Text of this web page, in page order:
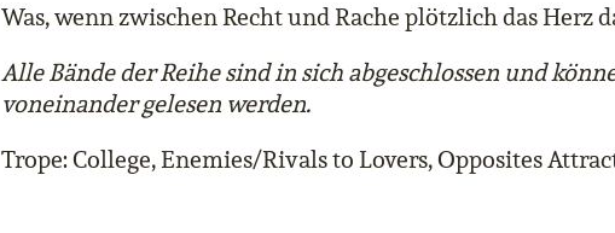
Was, wenn zwischen Recht und Rache plötzlich das Herz
Alle Bände der Reihe sind in sich abgeschlossen und
voneinander gelesen werden.
Trope: College, Enemies/Rivals to Lovers, Opposites